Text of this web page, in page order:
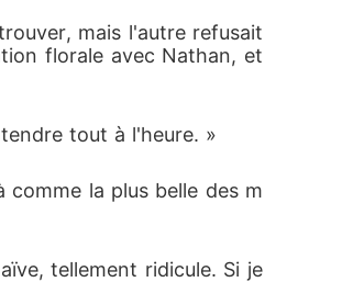
mais l'autre refusait
florale avec Nathan, et
tout à l'heure. »
la plus belle des m
tellement ridicule. Si je